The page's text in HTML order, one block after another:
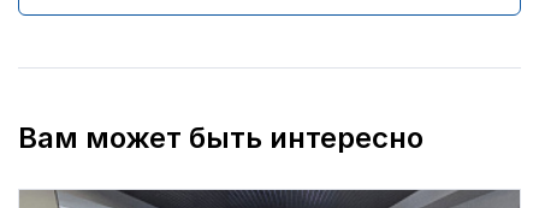
Вам может быть интересно